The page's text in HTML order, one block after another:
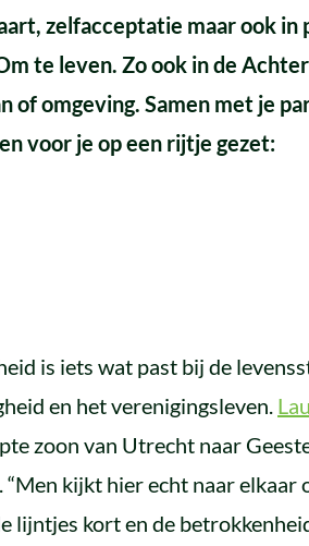
zelfacceptatie maar ook in
te leven. Zo ook in de
of omgeving. Samen met je
voor je op een rijtje gezet:
is iets wat past bij de
en het verenigingsleven.
zoon van Utrecht naar
kijkt hier echt naar elkaar
lijntjes kort en de